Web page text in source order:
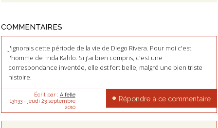
COMMENTAIRES
J'ignorais cette période de la vie de Diego Rivera. Pour moi c'est
l'homme de Frida Kahlo. Si j'ai bien compris, c'est une
correspondance inventée, elle est fort belle, malgré une bien triste
histoire.
Écrit par : Aifelle
13h33- jeudi 23 septembre
2010
Répondre à ce commentaire